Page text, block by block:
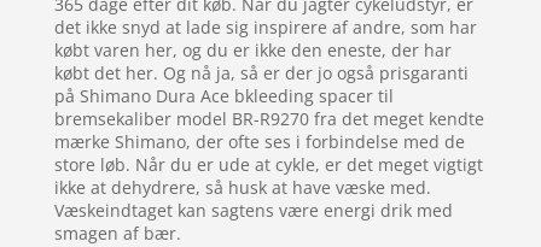
det ikke snyd at lade sig inspirere af andre, som har
købt varen her, og du er ikke den eneste, der har
købt det her. Og nå ja, så er der jo også prisgaranti
på Shimano Dura Ace bkleeding spacer til
bremsekaliber model BR-R9270 fra det meget kendte
mærke Shimano, der ofte ses i forbindelse med de
store løb. Når du er ude at cykle, er det meget vigtigt
ikke at dehydrere, så husk at have væske med.
Væskeindtaget kan sagtens være energi drik med
smagen af bær.